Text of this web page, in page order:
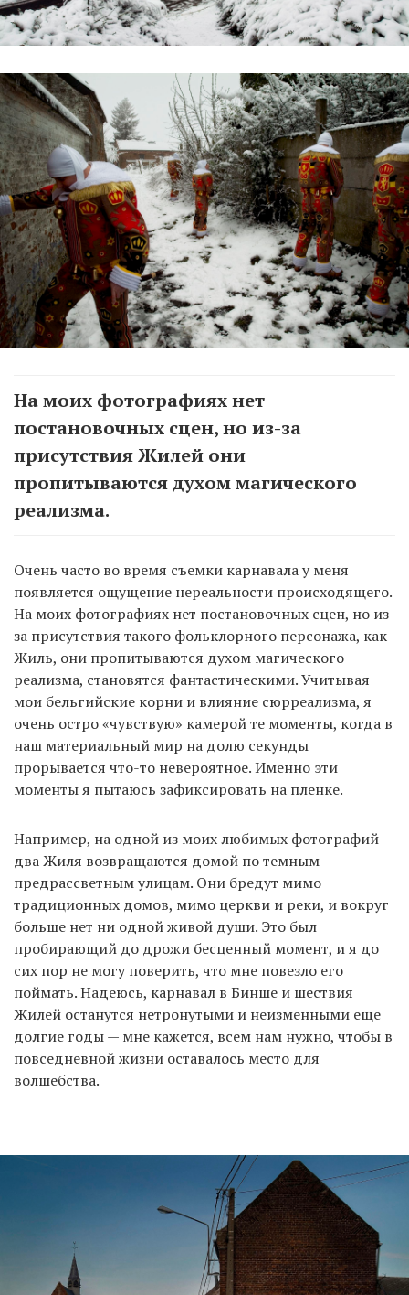
На моих фотографиях нет
постановочных сцен, но из-за
присутствия Жилей они
пропитываются духом магического
реализма.
Очень часто во время съемки карнавала у меня
появляется ощущение нереальности происходящего.
На моих фотографиях нет постановочных сцен, но из-
за присутствия такого фольклорного персонажа, как
Жиль, они пропитываются духом магического
реализма, становятся фантастическими. Учитывая
мои бельгийские корни и влияние сюрреализма, я
очень остро «чувствую» камерой те моменты, когда в
наш материальный мир на долю секунды
прорывается что-то невероятное. Именно эти
моменты я пытаюсь зафиксировать на пленке.
Например, на одной из моих любимых фотографий
два Жиля возвращаются домой по темным
предрассветным улицам. Они бредут мимо
традиционных домов, мимо церкви и реки, и вокруг
больше нет ни одной живой души. Это был
пробирающий до дрожи бесценный момент, и я до
сих пор не могу поверить, что мне повезло его
поймать. Надеюсь, карнавал в Бинше и шествия
Жилей останутся нетронутыми и неизменными еще
долгие годы — мне кажется, всем нам нужно, чтобы в
повседневной жизни оставалось место для
волшебства.